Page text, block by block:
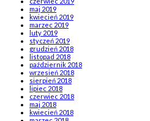
maj 2019
kwiecień 2019
marzec 2019
luty 2019
styczeń 2019
grudzień 2018
listopad 2018
październik 2018
wrzesień 2018
sierpień 2018
lipiec 2018
czerwiec 2018
maj 2018
kwiecień 2018